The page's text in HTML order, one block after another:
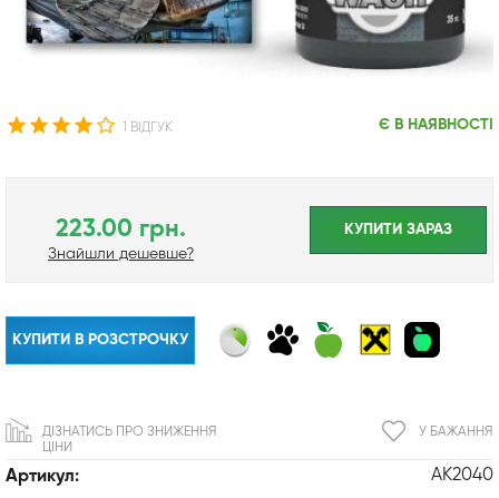
1 ВІДГУК Є В НАЯВНОСТІ
Артикул: AK2040
223.00 грн.
Знайшли дешевше?
КУПИТИ ЗАРАЗ
КУПИТИ В РОЗСТРОЧКУ
У БАЖАННЯ
ДІЗНАТИСЬ ПРО ЗНИЖЕННЯ
ЦІНИ